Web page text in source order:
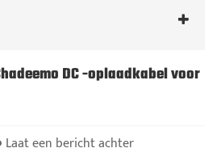
DC -oplaadkabel voor
Laat een bericht achter